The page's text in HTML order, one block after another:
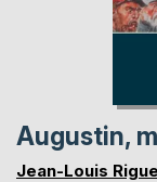
Augustin,
Jean-Louis